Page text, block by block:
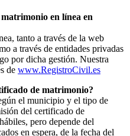
en línea en
tanto a través de la web
a través de entidades privadas
por dicha gestión. Nuestra
de www.RegistroCivil.es
de matrimonio?
el municipio y el tipo de
del certificado de
pero depende del
en espera, de la fecha del